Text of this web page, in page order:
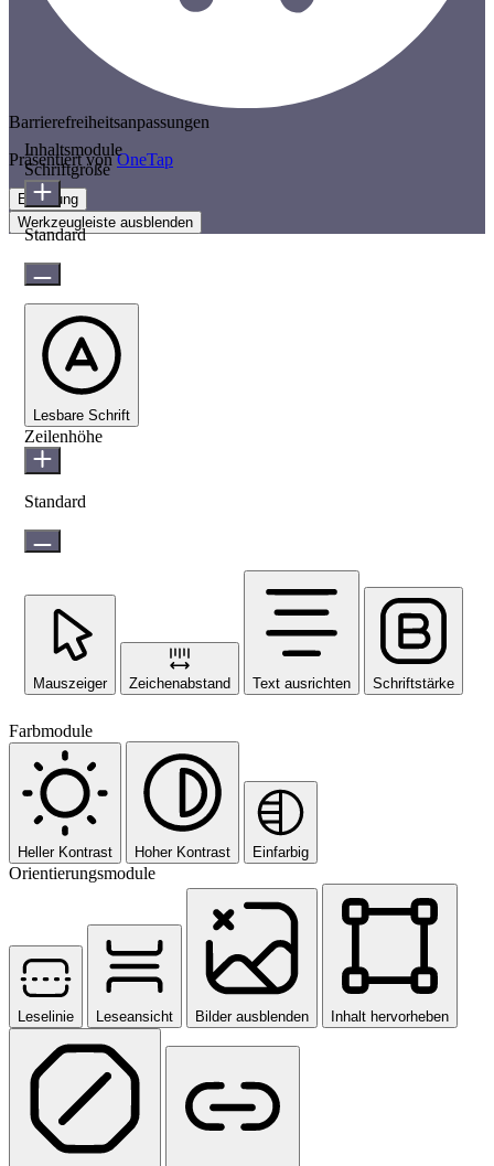
Barrierefreiheitsanpassungen
Präsentiert vonOneTap
Erklärung
Werkzeugleiste ausblenden
Inhaltsmodule
Schriftgröße
Standard
Lesbare Schrift
Zeilenhöhe
Standard
Mauszeiger Zeichenabstand Text ausrichten Schriftstärke
Farbmodule
Heller Kontrast Hoher Kontrast Einfarbig
Orientierungsmodule
Leselinie Leseansicht Bilder ausblenden Inhalt hervorheben